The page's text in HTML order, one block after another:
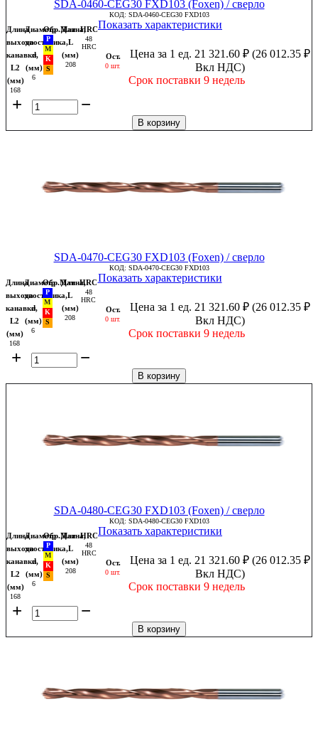
SDA-0460-CEG30 FXD103 (Foxen) / сверло
КОД: SDA-0460-CEG30 FXD103
Длина
выхода
канавки,
L2
(мм)
168
Диаметр
хвостовика,
d
(мм)
6
Обр.МатДлина,
L
(мм)
208
HRC
48
HRC
Показать характеристики
Ост.
0 шт.
Цена за 1 ед. 21 321.60 ₽ (26 012.35 ₽
Вкл НДС)
Срок поставки 9 недель
+ −
В корзину
SDA-0470-CEG30 FXD103 (Foxen) / сверло
КОД: SDA-0470-CEG30 FXD103
Длина
выхода
канавки,
L2
(мм)
168
Диаметр
хвостовика,
d
(мм)
6
Обр.МатДлина,
L
(мм)
208
HRC
48
HRC
Показать характеристики
Ост.
0 шт.
Цена за 1 ед. 21 321.60 ₽ (26 012.35 ₽
Вкл НДС)
Срок поставки 9 недель
+ −
В корзину
SDA-0480-CEG30 FXD103 (Foxen) / сверло
КОД: SDA-0480-CEG30 FXD103
Длина
выхода
канавки,
L2
(мм)
168
Диаметр
хвостовика,
d
(мм)
6
Обр.МатДлина,
L
(мм)
208
HRC
48
HRC
Показать характеристики
Ост.
0 шт.
Цена за 1 ед. 21 321.60 ₽ (26 012.35 ₽
Вкл НДС)
Срок поставки 9 недель
+ −
В корзину